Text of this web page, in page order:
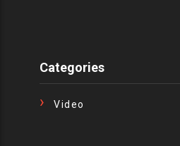
Categories
Video